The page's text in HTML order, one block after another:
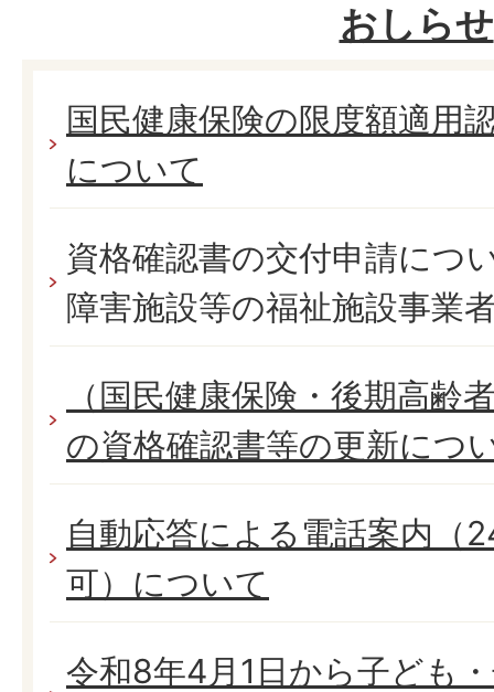
おしらせ
国民健康保険の限度額適用
について
資格確認書の交付申請につ
障害施設等の福祉施設事業
（国民健康保険・後期高齢
の資格確認書等の更新につ
自動応答による電話案内（
可）について
令和8年4月1日から子ども